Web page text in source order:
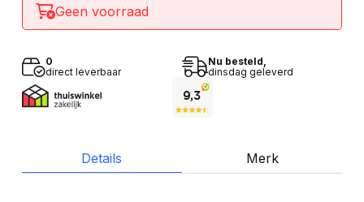
Geen voorraad
0
direct leverbaar
Nu besteld,
dinsdag geleverd
Details Merk